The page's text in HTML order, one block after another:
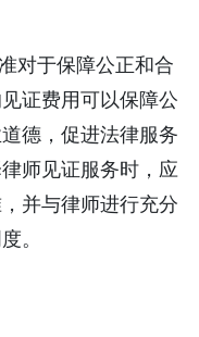
对于保障公正和合
证费用可以保障公
德，促进法律服务
师见证服务时，应
并与律师进行充分
。